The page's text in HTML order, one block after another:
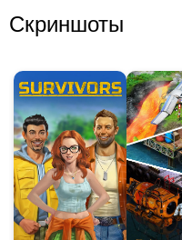
Скриншоты